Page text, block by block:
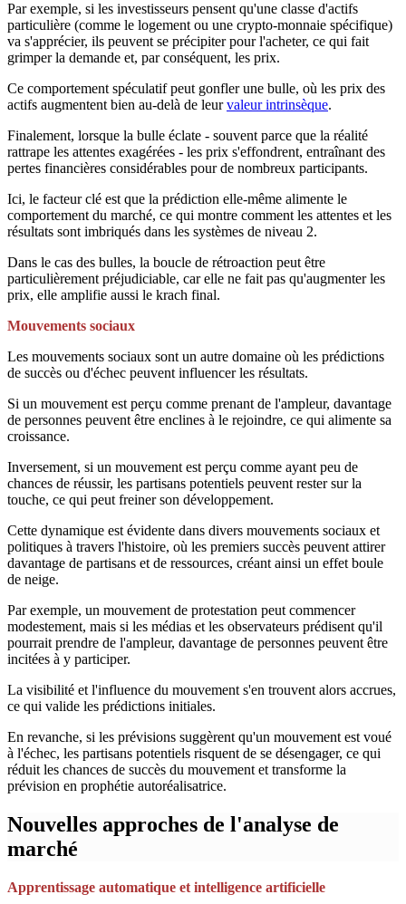
Par exemple, si les investisseurs pensent qu'une classe d'actifs
particulière (comme le logement ou une crypto-monnaie spécifique)
va s'apprécier, ils peuvent se précipiter pour l'acheter, ce qui fait
grimper la demande et, par conséquent, les prix.
Ce comportement spéculatif peut gonfler une bulle, où les prix des
actifs augmentent bien au-delà de leurvaleur intrinsèque.
Finalement, lorsque la bulle éclate - souvent parce que la réalité
rattrape les attentes exagérées - les prix s'effondrent, entraînant des
pertes financières considérables pour de nombreux participants.
Ici, le facteur clé est que la prédiction elle-même alimente le
comportement du marché, ce qui montre comment les attentes et les
résultats sont imbriqués dans les systèmes de niveau 2.
Dans le cas des bulles, la boucle de rétroaction peut être
particulièrement préjudiciable, car elle ne fait pas qu'augmenter les
prix, elle amplifie aussi le krach final.
Mouvements sociaux
Les mouvements sociaux sont un autre domaine où les prédictions
de succès ou d'échec peuvent influencer les résultats.
Si un mouvement est perçu comme prenant de l'ampleur, davantage
de personnes peuvent être enclines à le rejoindre, ce qui alimente sa
croissance.
Inversement, si un mouvement est perçu comme ayant peu de
chances de réussir, les partisans potentiels peuvent rester sur la
touche, ce qui peut freiner son développement.
Cette dynamique est évidente dans divers mouvements sociaux et
politiques à travers l'histoire, où les premiers succès peuvent attirer
davantage de partisans et de ressources, créant ainsi un effet boule
de neige.
Par exemple, un mouvement de protestation peut commencer
modestement, mais si les médias et les observateurs prédisent qu'il
pourrait prendre de l'ampleur, davantage de personnes peuvent être
incitées à y participer.
La visibilité et l'influence du mouvement s'en trouvent alors accrues,
ce qui valide les prédictions initiales.
En revanche, si les prévisions suggèrent qu'un mouvement est voué
à l'échec, les partisans potentiels risquent de se désengager, ce qui
réduit les chances de succès du mouvement et transforme la
prévision en prophétie autoréalisatrice.
Nouvelles approches de l'analyse de
marché
Apprentissage automatique et intelligence artificielle